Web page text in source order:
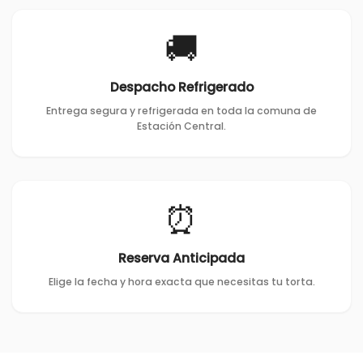
🚚
Despacho Refrigerado
Entrega segura y refrigerada en toda la comuna de
Estación Central.
⏰
Reserva Anticipada
Elige la fecha y hora exacta que necesitas tu torta.